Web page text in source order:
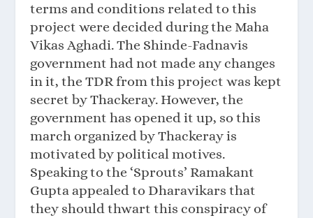
terms and conditions related to this
project were decided during the Maha
Vikas Aghadi. The Shinde-Fadnavis
government had not made any changes
in it, the TDR from this project was kept
secret by Thackeray. However, the
government has opened it up, so this
march organized by Thackeray is
motivated by political motives.
Speaking to the ‘Sprouts’ Ramakant
Gupta appealed to Dharavikars that
they should thwart this conspiracy of